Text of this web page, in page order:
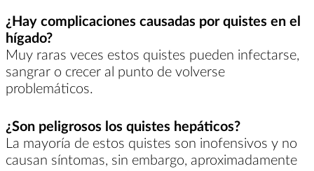
¿Hay complicaciones causadas por quistes en el
hígado?
Muy raras veces estos quistes pueden infectarse,
sangrar o crecer al punto de volverse
problemáticos.
¿Son peligrosos los quistes hepáticos?
La mayoría de estos quistes son inofensivos y no
causan síntomas, sin embargo, aproximadamente